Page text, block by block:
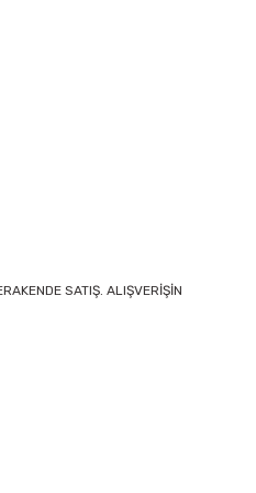
SATIŞ. ALIŞVERİŞİN